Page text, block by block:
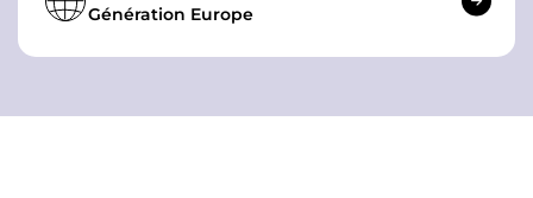
Génération Europe